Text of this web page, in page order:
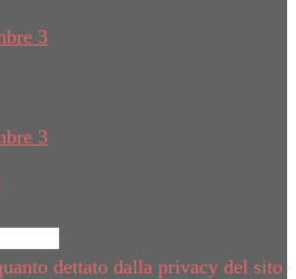
dettato dalla privacy del sito